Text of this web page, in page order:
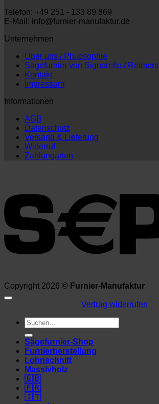
Telefon: +49 251 - 133 89 869
E-Mail: info@furnier-manufaktur.de
Unternehmen
Über uns / Philosophie
Sägefurnier von Signorello / Reimers
Kontakt
Impressum
Informationen
AGB
Datenschutz
Versand & Lieferung
Widerruf
Zahlungarten
Copyright 2026 © Furnier-Manufaktur
Vertrag widerrufen
Suchen
nach:
Sägefurnier-Shop
Furnierherstellung
Lohnschnitt
Massivholz
🇬🇧
🇫🇷
🇮🇹